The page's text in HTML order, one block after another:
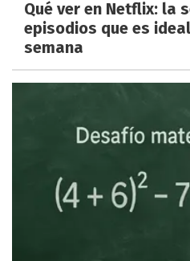
Qué ver en Netflix: la
episodios que es
semana